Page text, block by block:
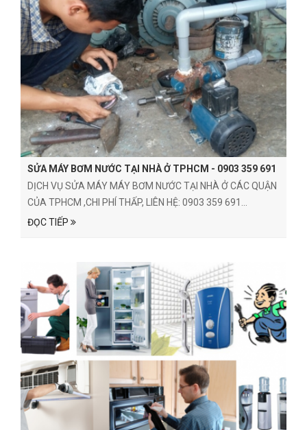
SỬA MÁY BƠM NƯỚC TẠI NHÀ Ở TPHCM - 0903 359 691
DỊCH VỤ SỬA MÁY MÁY BƠM NƯỚC TẠI NHÀ Ở CÁC QUẬN
CỦA TPHCM ,CHI PHÍ THẤP, LIÊN HỆ: 0903 359 691...
ĐỌC TIẾP